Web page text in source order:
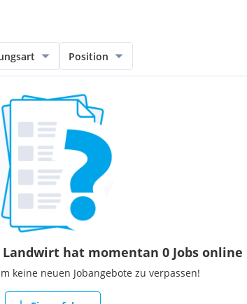
Position
hat momentan 0 Jobs online
keine neuen Jobangebote zu verpassen!